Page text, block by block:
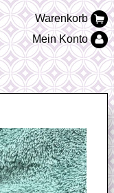
Warenkorb
Mein Konto